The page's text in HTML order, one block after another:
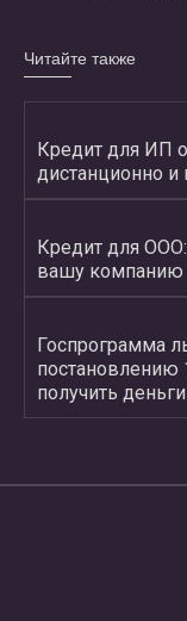
Читайте также
Кредит для ИП
дистанционно и
Кредит для
вашу компанию
Госпрограмма
постановлению
получить деньги